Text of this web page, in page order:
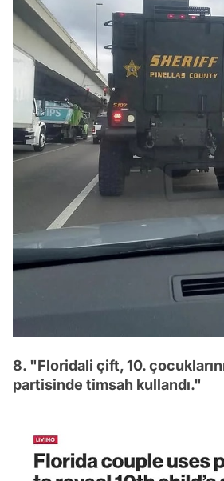
8. "Floridali çift, 10.
partisinde timsah kullandı."